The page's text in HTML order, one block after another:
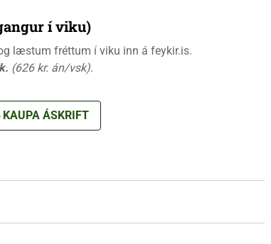
í viku)
læstum fréttum í viku inn á feykir.is.
(626 kr. án/vsk).
KAUPA ÁSKRIFT